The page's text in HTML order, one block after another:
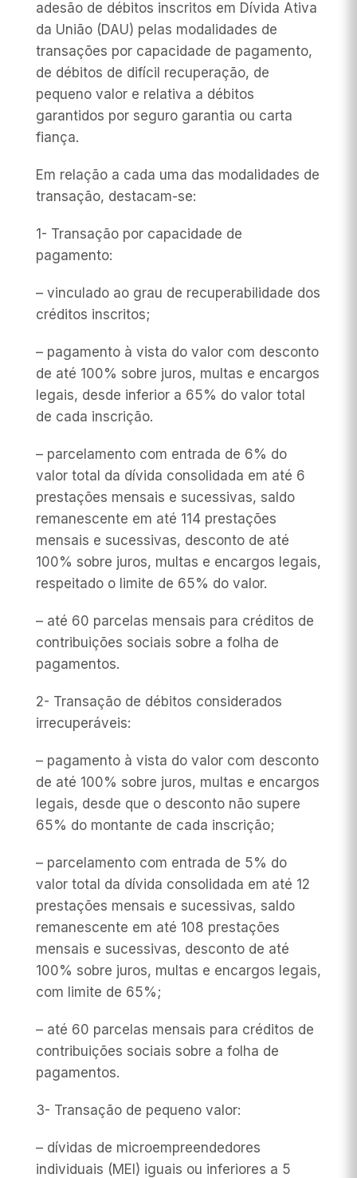
adesão de débitos inscritos em Dívida Ativa
da União (DAU) pelas modalidades de
transações por capacidade de pagamento,
de débitos de difícil recuperação, de
pequeno valor e relativa a débitos
garantidos por seguro garantia ou carta
fiança.
Em relação a cada uma das modalidades de
transação, destacam-se:
1- Transação por capacidade de
pagamento:
– vinculado ao grau de recuperabilidade dos
créditos inscritos;
– pagamento à vista do valor com desconto
de até 100% sobre juros, multas e encargos
legais, desde inferior a 65% do valor total
de cada inscrição.
– parcelamento com entrada de 6% do
valor total da dívida consolidada em até 6
prestações mensais e sucessivas, saldo
remanescente em até 114 prestações
mensais e sucessivas, desconto de até
100% sobre juros, multas e encargos legais,
respeitado o limite de 65% do valor.
– até 60 parcelas mensais para créditos de
contribuições sociais sobre a folha de
pagamentos.
2- Transação de débitos considerados
irrecuperáveis:
– pagamento à vista do valor com desconto
de até 100% sobre juros, multas e encargos
legais, desde que o desconto não supere
65% do montante de cada inscrição;
– parcelamento com entrada de 5% do
valor total da dívida consolidada em até 12
prestações mensais e sucessivas, saldo
remanescente em até 108 prestações
mensais e sucessivas, desconto de até
100% sobre juros, multas e encargos legais,
com limite de 65%;
– até 60 parcelas mensais para créditos de
contribuições sociais sobre a folha de
pagamentos.
3- Transação de pequeno valor:
– dívidas de microempreendedores
individuais (MEI) iguais ou inferiores a 5